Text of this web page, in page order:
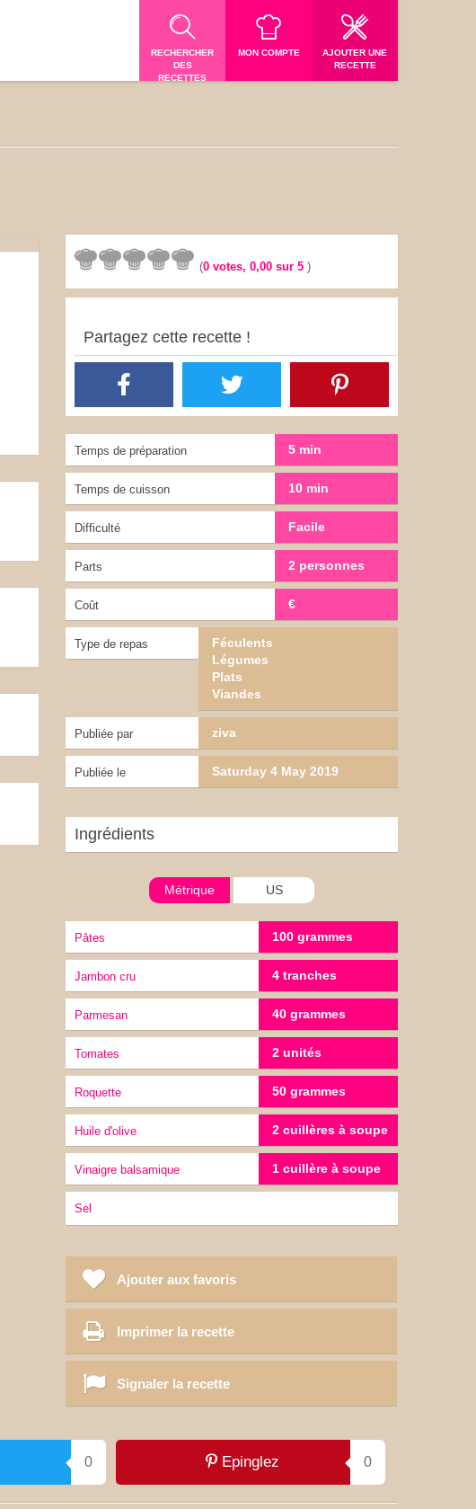
RECHERCHER
DES
RECETTES
MON COMPTE
AJOUTER UNE
RECETTE
(0 votes,0,00 sur 5)
Partagez cette recette !
Temps de préparation 5 min
Temps de cuisson 10 min
Difficulté Facile
Parts 2 personnes
Coût €
Type de repas
Féculents
Légumes
Plats
Viandes
Publiée par ziva
Publiée le Saturday 4 May 2019
Ingrédients
Métrique US
pâtes 100 grammes
Jambon cru 4 tranches
Parmesan 40 grammes
Tomates 2 unités
Roquette 50 grammes
Huile d'olive 2 cuillères à soupe
Vinaigre balsamique 1 cuillère à soupe
sel
Ajouter aux favoris
Imprimer la recette
Signaler la recette
0 Epinglez 0